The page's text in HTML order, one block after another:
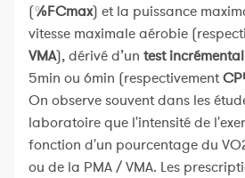
(%FCmax) et la puissance
vitesse maximale aérobie
VMA), dérivé d’un test incrémental
5min ou 6min (respectivement
On observe souvent dans les
laboratoire que l'intensité de
fonction d'un pourcentage du
ou de la PMA / VMA. Les